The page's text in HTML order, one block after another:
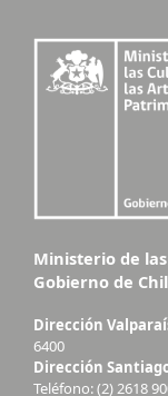
Ministerio de
Gobierno de
Dirección
6400
Dirección
Teléfono: (2) 2618